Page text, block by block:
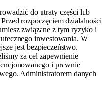
do utraty części lub
rozpoczęciem działalności
związane z tym ryzyko i
inwestowania. W
jest bezpieczeństwo.
za cel zapewnienie
i prawnie
Administratorem danych